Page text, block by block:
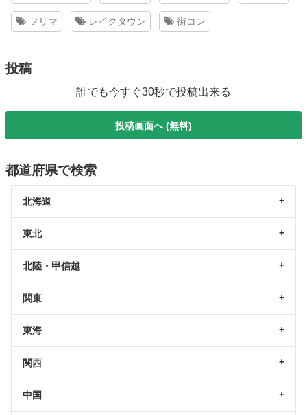
フリマ レイクタウン 街コン
投稿
誰でも今すぐ30秒で投稿出来る
投稿画面へ (無料)
都道府県で検索
北海道
東北
北陸・甲信越
関東
東海
関西
中国